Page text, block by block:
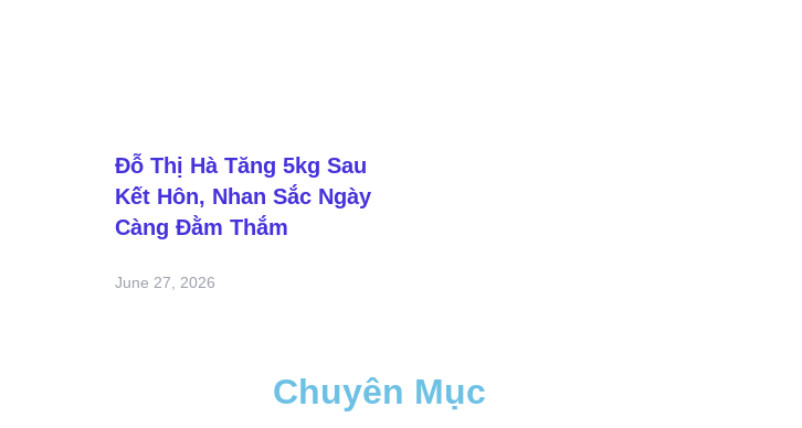
Đỗ Thị Hà Tăng 5kg Sau
Kết Hôn, Nhan Sắc Ngày
Càng Đằm Thắm
June 27, 2026
Chuyên Mục